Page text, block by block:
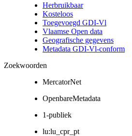
Herbruikbaar
Kosteloos
Toegevoegd GDI-Vl
Vlaamse Open data
Geografische gegevens
Metadata GDI-Vl-conform
Zoekwoorden
MercatorNet
OpenbareMetadata
1-publiek
lu:lu_cpr_pt